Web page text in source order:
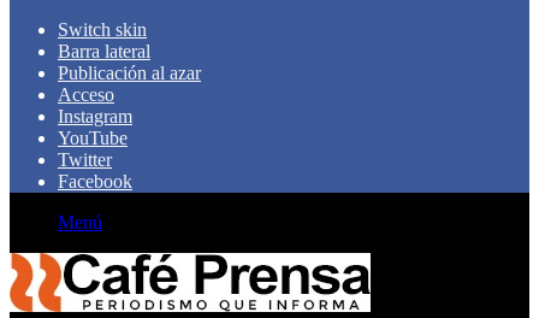
Switch skin
Barra lateral
Publicación al azar
Acceso
Instagram
YouTube
Twitter
Facebook
Menú